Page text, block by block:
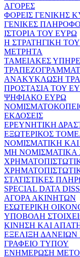
ΑΓΟΡΕΣ
ΦΟΡΕΙΣ ΓΕΝΙΚΗΣ
ΓΕΝΙΚΕΣ
ΙΣΤΟΡΙΑ ΤΟΥ ΕΥΡΩ
Η ΣΤΡΑΤΗΓΙΚΗ
ΜΕΤΡΗΤΑ
ΤΑΜΕΙΑΚΕΣ
ΑΝΑΚΥΚΛΩΣΗ
ΠΡΟΣΤΑΣΙΑ ΤΟΥ
ΨΗΦΙΑΚΟ ΕΥΡΩ
ΕΚΔΟΣΕΙΣ
ΕΡΕΥΝΗΤΙΚΗ
ΕΞΩΤΕΡΙΚΟΣ
ΝΟΜΙΣΜΑΤΙΚΗ ΚΑΙ
ΜΗ ΝΟΜΙΣΜΑΤΙΚΑ
ΣΤΑΤΙΣΤΙΚΕΣ
SPECIAL DATA
ΑΓΟΡΑ ΑΚΙΝΗΤΩΝ
ΕΣΩΤΕΡΙΚΗ
ΥΠΟΒΟΛΗ
ΚΙΝΗΣΗ ΚΑΙ
ΕΞΕΛΙΞΗ
ΓΡΑΦΕΙΟ ΤΥΠΟΥ
ΕΝΗΜΕΡΩΣΗ